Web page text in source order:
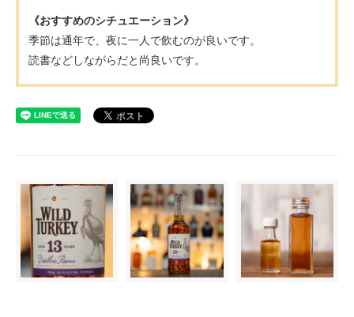
《おすすめのシチュエーション》
季節は通年で、夜に一人で飲むのが良いです。
読書などしながらだと尚良いです。